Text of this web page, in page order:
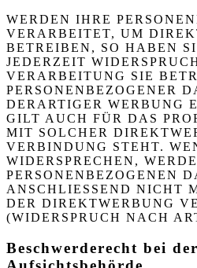
WERDEN IHRE
VERARBEITET, UM
BETREIBEN, SO HABEN
JEDERZEIT
VERARBEITUNG SIE
PERSONENBEZOGENER
DERARTIGER WERBUNG
GILT AUCH FÜR DAS
MIT SOLCHER
VERBINDUNG STEHT.
WIDERSPRECHEN,
PERSONENBEZOGENEN
ANSCHLIESSEND NICHT
DER DIREKTWERBUNG
(WIDERSPRUCH NACH
Beschwerde­recht bei